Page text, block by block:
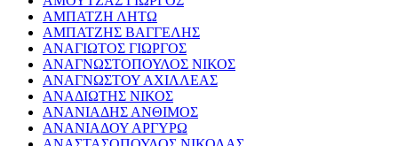
ΑΜΠΑΤΖΗ ΛΗΤΩ
ΑΜΠΑΤΖΗΣ ΒΑΓΓΕΛΗΣ
ΑΝΑΓΙΩΤΟΣ ΓΙΩΡΓΟΣ
ΑΝΑΓΝΩΣΤΟΠΟΥΛΟΣ ΝΙΚΟΣ
ΑΝΑΓΝΩΣΤΟΥ ΑΧΙΛΛΕΑΣ
ΑΝΑΔΙΩΤΗΣ ΝΙΚΟΣ
ΑΝΑΝΙΑΔΗΣ ΑΝΘΙΜΟΣ
ΑΝΑΝΙΑΔΟΥ ΑΡΓΥΡΩ